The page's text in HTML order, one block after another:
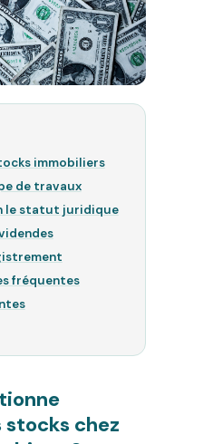
immobiliers
de travaux
le statut juridique
fréquentes
stocks chez